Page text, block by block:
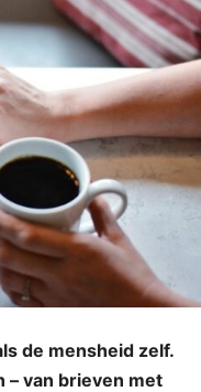
de mensheid zelf.
– van brieven met